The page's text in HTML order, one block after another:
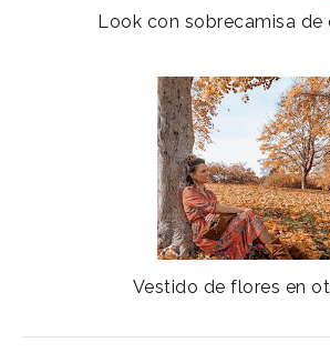
Look con sobrecamisa de
Vestido de flores en